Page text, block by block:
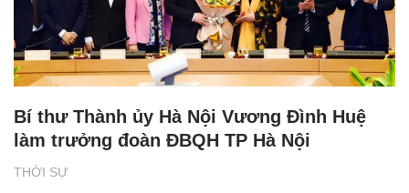
THỜI SỰ
Bí thư Thành ủy Hà Nội Vương Đình Huệ
làm trưởng đoàn ĐBQH TP Hà Nội